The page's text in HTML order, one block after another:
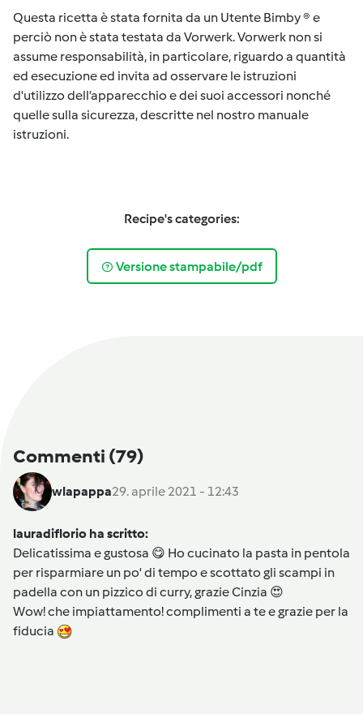
Questa ricetta è stata fornita da un Utente Bimby ® e
perciò non è stata testata da Vorwerk. Vorwerk non si
assume responsabilità, in particolare, riguardo a quantità
ed esecuzione ed invita ad osservare le istruzioni
d'utilizzo dell’apparecchio e dei suoi accessori nonché
quelle sulla sicurezza, descritte nel nostro manuale
istruzioni.
Recipe's categories:
Versione stampabile/pdf
Commenti (79)
wlapappa29. aprile 2021 - 12:43
lauradiflorio ha scritto:
Delicatissima e gustosa 😋 Ho cucinato la pasta in pentola
per risparmiare un po' di tempo e scottato gli scampi in
padella con un pizzico di curry, grazie Cinzia 😍
Wow! che impiattamento! complimenti a te e grazie per la
fiducia